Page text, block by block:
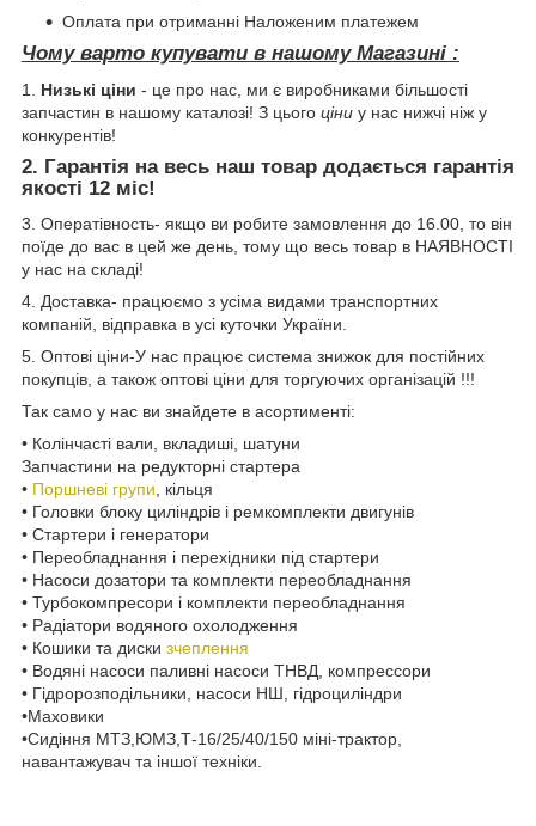
Оплата при отриманні Наложеним платежем
Чому варто купувати в нашому Магазині :
1. Низькі ціни - це про нас, ми є виробниками більшості
запчастин в нашому каталозі! З цього ціни у нас нижчі ніж у
конкурентів!
2. Гарантія на весь наш товар додається гарантія
якості 12 міс!
3. Оператівность- якщо ви робите замовлення до 16.00, то він
поїде до вас в цей же день, тому що весь товар в НАЯВНОСТІ
у нас на складі!
4. Доставка- працюємо з усіма видами транспортних
компаній, відправка в усі куточки України.
5. Оптові ціни-У нас працює система знижок для постійних
покупців, а також оптові ціни для торгуючих організацій !!!
Так само у нас ви знайдете в асортименті:
• Колінчасті вали, вкладиші, шатуни
Запчастини на редукторні стартера
• Поршневі групи, кільця
• Головки блоку циліндрів і ремкомплекти двигунів
• Стартери і генератори
• Переобладнання і перехідники під стартери
• Насоси дозатори та комплекти переобладнання
• Турбокомпресори і комплекти переобладнання
• Радіатори водяного охолодження
• Кошики та диски зчеплення
• Водяні насоси паливні насоси ТНВД, компрессори
• Гідророзподільники, насоси НШ, гідроциліндри
•Маховики
•Сидіння МТЗ,ЮМЗ,Т-16/25/40/150 міні-трактор,
навантажувач та іншої техніки.